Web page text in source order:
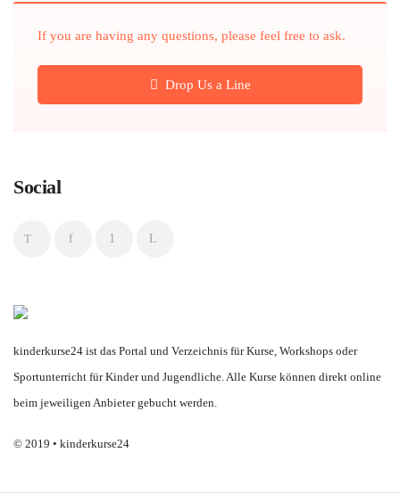
If you are having any questions, please feel free to ask.
Drop Us a Line
Social
kinderkurse24 ist das Portal und Verzeichnis für Kurse, Workshops oder
Sportunterricht für Kinder und Jugendliche. Alle Kurse können direkt online
beim jeweiligen Anbieter gebucht werden.
© 2019 • kinderkurse24